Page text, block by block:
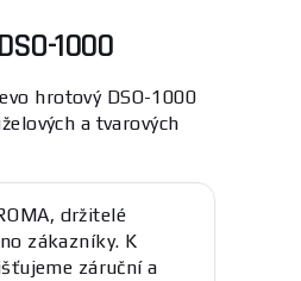
1000
hrotový DSO-1000
a tvarových
držitelé
zákazníky. K
záruční a